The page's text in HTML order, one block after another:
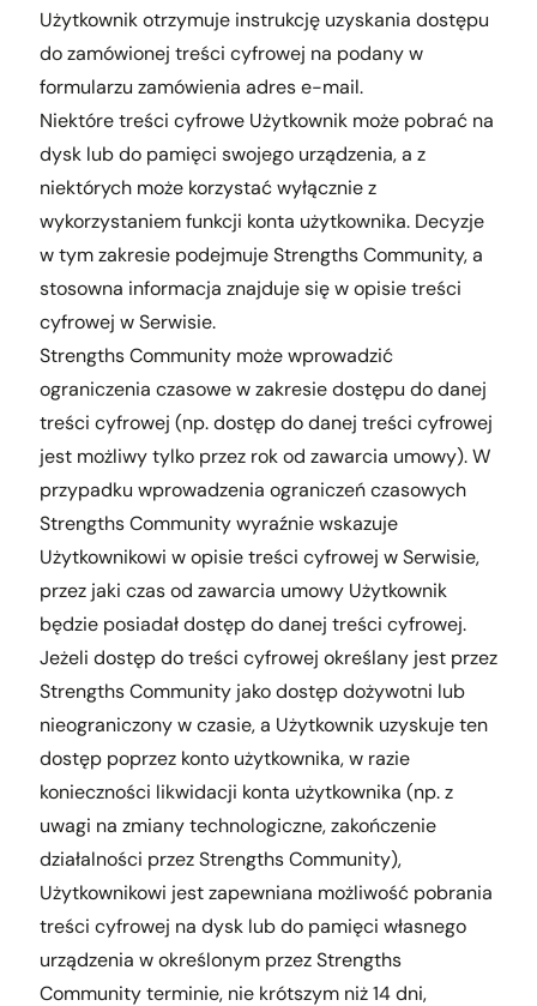
Użytkownik otrzymuje instrukcję uzyskania dostępu
do zamówionej treści cyfrowej na podany w
formularzu zamówienia adres e-mail.
Niektóre treści cyfrowe Użytkownik może pobrać na
dysk lub do pamięci swojego urządzenia, a z
niektórych może korzystać wyłącznie z
wykorzystaniem funkcji konta użytkownika. Decyzje
w tym zakresie podejmuje Strengths Community, a
stosowna informacja znajduje się w opisie treści
cyfrowej w Serwisie.
Strengths Community może wprowadzić
ograniczenia czasowe w zakresie dostępu do danej
treści cyfrowej (np. dostęp do danej treści cyfrowej
jest możliwy tylko przez rok od zawarcia umowy). W
przypadku wprowadzenia ograniczeń czasowych
Strengths Community wyraźnie wskazuje
Użytkownikowi w opisie treści cyfrowej w Serwisie,
przez jaki czas od zawarcia umowy Użytkownik
będzie posiadał dostęp do danej treści cyfrowej.
Jeżeli dostęp do treści cyfrowej określany jest przez
Strengths Community jako dostęp dożywotni lub
nieograniczony w czasie, a Użytkownik uzyskuje ten
dostęp poprzez konto użytkownika, w razie
konieczności likwidacji konta użytkownika (np. z
uwagi na zmiany technologiczne, zakończenie
działalności przez Strengths Community),
Użytkownikowi jest zapewniana możliwość pobrania
treści cyfrowej na dysk lub do pamięci własnego
urządzenia w określonym przez Strengths
Community terminie, nie krótszym niż 14 dni,